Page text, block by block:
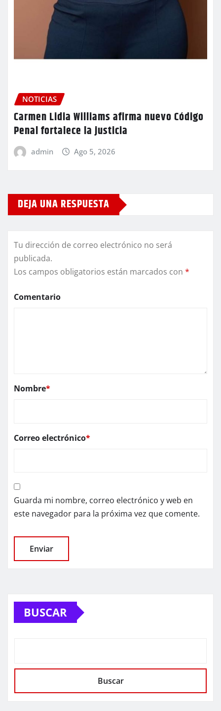
NOTICIAS
Carmen Lidia Williams afirma nuevo Código
Penal fortalece la justicia
admin Ago 5, 2026
DEJA UNA RESPUESTA
Tu dirección de correo electrónico no será
publicada.
Los campos obligatorios están marcados con *
Comentario
Nombre*
Correo electrónico*
Guarda mi nombre, correo electrónico y web en
este navegador para la próxima vez que comente.
BUSCAR
Buscar